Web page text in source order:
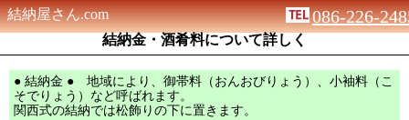
結納屋さん.com 086-226-
結納金・酒肴料について詳しく
● 結納金 ● 地域により、御帯料（おんおびりょう）、小袖料（こ
そでりょう）など呼ばれます。
関西式の結納では松飾りの下に置きます。